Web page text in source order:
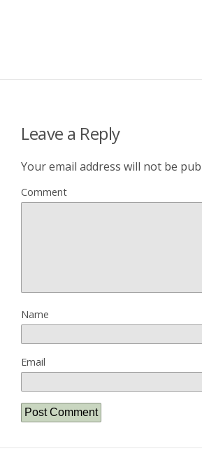
Leave a Reply
Your email address will not be
Comment
Name
Email